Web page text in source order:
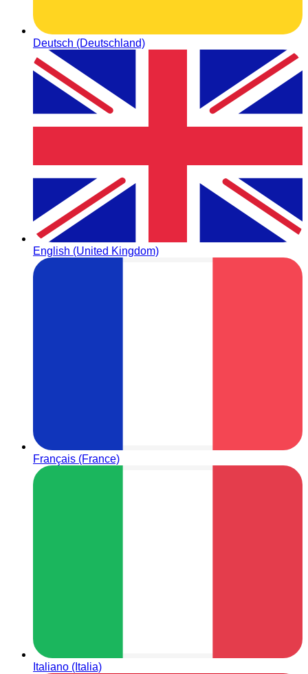
Deutsch (Deutschland)
English (United Kingdom)
Français (France)
Italiano (Italia)